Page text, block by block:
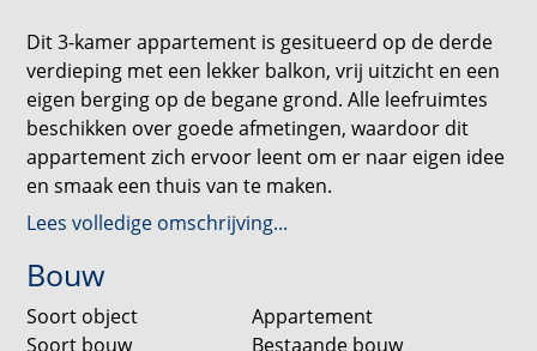
Dit 3-kamer appartement is gesitueerd op de derde
verdieping met een lekker balkon, vrij uitzicht en een
eigen berging op de begane grond. Alle leefruimtes
beschikken over goede afmetingen, waardoor dit
appartement zich ervoor leent om er naar eigen idee
en smaak een thuis van te maken.
De Maassingel ligt erg centraal in ’s-Hertogenbosch.
In de directe nabijheid is het winkelcentrum
dagelijkse boodschappen. Recreatiegebied de
Lees volledige omschrijving...
Bouw
Soort object
Appartement
Soort bouw
Bestaande bouw